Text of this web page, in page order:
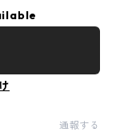
通報する